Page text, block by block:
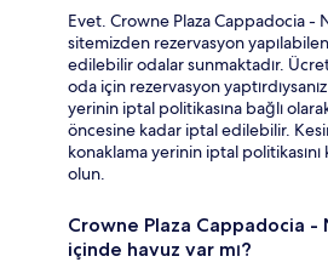
Evet. Crowne Plaza Cappadocia -
sitemizden rezervasyon
edilebilir odalar sunmaktadır.
oda için rezervasyon
yerinin iptal politikasına bağlı
öncesine kadar iptal edilebilir.
konaklama yerinin iptal
olun.
Crowne Plaza Cappadocia
içinde havuz var mı?